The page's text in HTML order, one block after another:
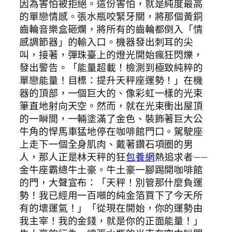
因為害怕被拒絕。這份害怕，就是純度最高
的單戀情感。張水瓶咬緊牙關，將那個黃銅
齒輪音樂盒砸爛，將所有的齒輪都倒入「情
感調節器」的輸入口。機器發出刺耳的尖
叫，接著，彈珠臺上的燈光開始瘋狂閃爍，
發出警告。「能量超載！檢測到極致純粹的
單戀能量！目標：提升天秤座運勢！」在機
器的頂部，一個巨大的、像彩虹一樣的光束
筆直地射向天空。然而，就在光束衝出屋頂
的一瞬間，一輛塗滿了金色、裝飾著巨大公
牛角的悍馬車猛地停在咖啡館門口。駕駛座
上走下一個全身肌肉、戴著鑽石項圈的男
人，那人正是林天秤的狂包養網熱追求者——
金牛座霸總牛土豪。牛土豪一腳踢開咖啡館
的門，大聲宣布：「天秤！別管那什麼負運
勢！我已經用一百噸的純金箔買下了今天所
有的壞運氣！」「從現在開始，你的運勢由
我主宰！我的金錢，就是你的正面能量！」